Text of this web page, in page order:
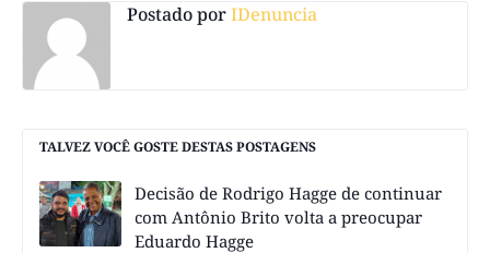
Postado porIDenuncia
TALVEZ VOCÊ GOSTE DESTAS POSTAGENS
Decisão de Rodrigo Hagge de continuar
com Antônio Brito volta a preocupar
Eduardo Hagge